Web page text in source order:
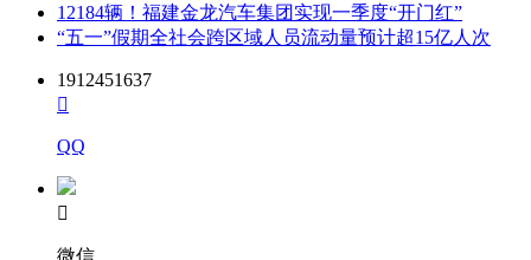
12184辆！福建金龙汽车集团实现一季度“开门红”
“五一”假期全社会跨区域人员流动量预计超15亿人次
1912451637

QQ

微信